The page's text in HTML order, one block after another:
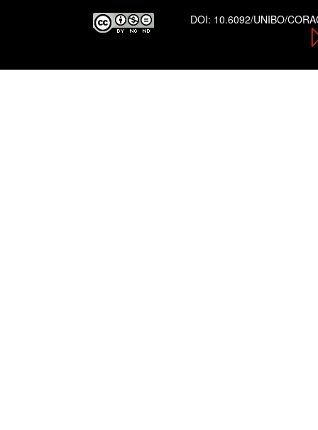
DOI: 10.6092/UNIBO/